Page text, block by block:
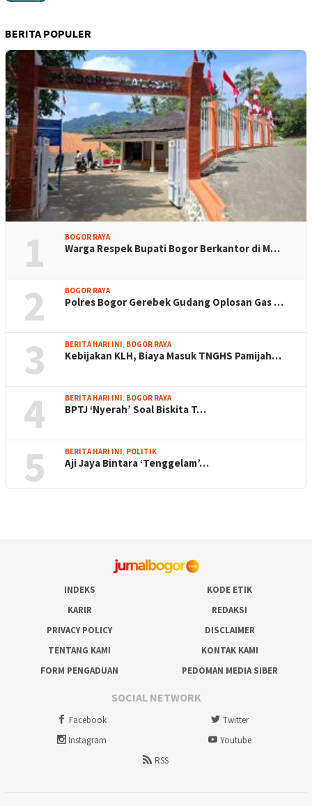
BERITA POPULER
1 BOGOR RAYA
Warga Respek Bupati Bogor Berkantor di M…
2 BOGOR RAYA
Polres Bogor Gerebek Gudang Oplosan Gas …
3 BERITA HARI INI, BOGOR RAYA
Kebijakan KLH, Biaya Masuk TNGHS Pamijah…
4 BERITA HARI INI, BOGOR RAYA
BPTJ ‘Nyerah’ Soal Biskita T…
5 BERITA HARI INI, POLITIK
Aji Jaya Bintara ‘Tenggelam’…
INDEKS
KODE ETIK
KARIR
REDAKSI
PRIVACY POLICY
DISCLAIMER
TENTANG KAMI
KONTAK KAMI
FORM PENGADUAN
PEDOMAN MEDIA SIBER
SOCIAL NETWORK
Facebook
Twitter
Instagram
Youtube
RSS